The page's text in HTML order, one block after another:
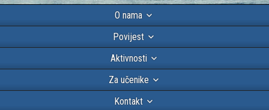
O nama
Povijest
Aktivnosti
Za učenike
Kontakt